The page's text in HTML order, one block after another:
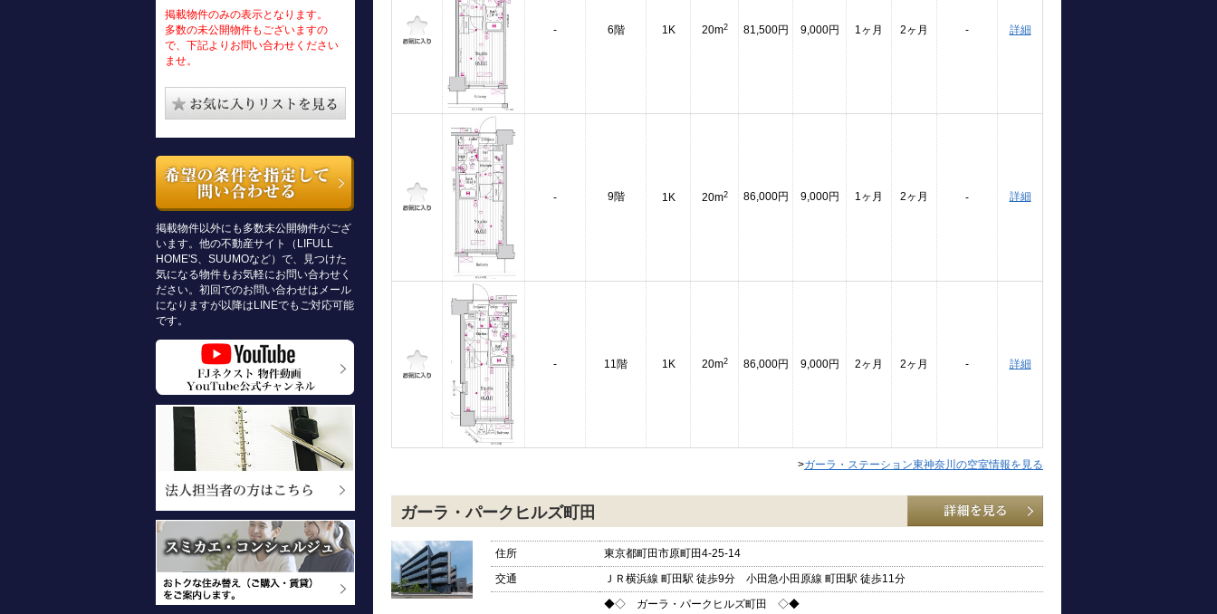
掲載物件のみの表示となります。
多数の未公開物件もございますの
で、下記よりお問い合わせください
ませ。
掲載物件以外にも多数未公開物件がござ
います。他の不動産サイト（LIFULL
HOME'S、SUUMOなど）で、見つけた
気になる物件もお気軽にお問い合わせく
ださい。初回でのお問い合わせはメール
になりますが以降はLINEでもご対応可能
です。
- 6階 1K 20m2 81,500円 9,000円 1ヶ月 2ヶ月 - 詳細
- 9階 1K 20m2 86,000円 9,000円 1ヶ月 2ヶ月 - 詳細
- 11階 1K 20m2 86,000円 9,000円 2ヶ月 2ヶ月 - 詳細
>ガーラ・ステーション東神奈川の空室情報を見る
ガーラ・パークヒルズ町田
住所
東京都町田市原町田4-25-14
交通
ＪＲ横浜線 町田駅 徒歩9分 小田急小田原線 町田駅 徒歩11分
◆◇ ガーラ・パークヒルズ町田 ◇◆